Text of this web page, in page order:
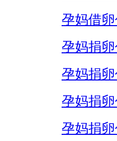
孕妈借
孕妈捐
孕妈捐
孕妈捐
孕妈捐